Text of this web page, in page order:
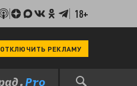
18+
ОТКЛЮЧИТЬ РЕКЛАМУ